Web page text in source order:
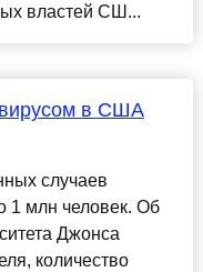
властей СШ...
в США
случаев
1 млн человек. Об
Джонса
количество